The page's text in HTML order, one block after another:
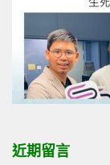
近期留言